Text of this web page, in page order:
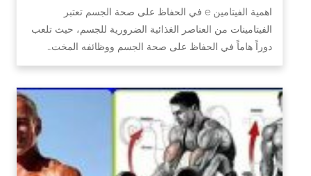
اهمية الفيتامين e في الحفاظ على صحة الجسم تعتبر
الفيتامينات من العناصر الغذائية الضرورية للجسم، حيث تلعب
دوراً هاماً في الحفاظ على صحة الجسم ووظائفه المخت…